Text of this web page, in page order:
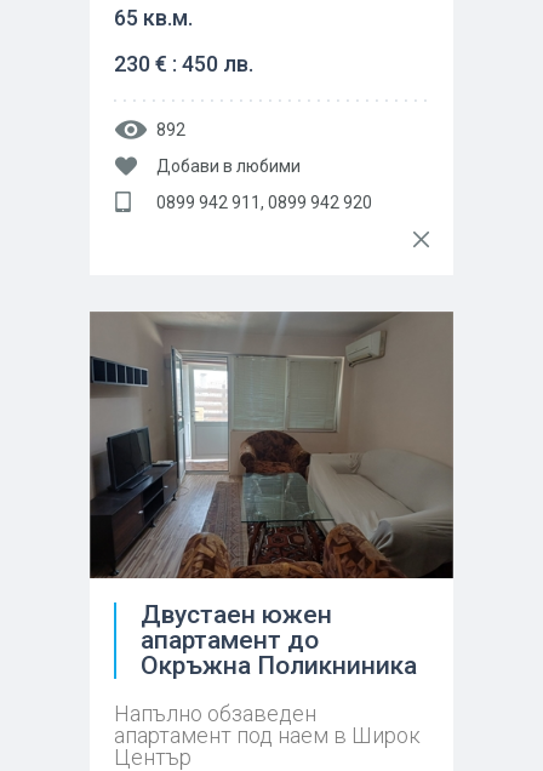
65 кв.м.
230 € : 450 лв.
892
Добави в любими
0899 942 911, 0899 942 920
Двустаен южен
апартамент до
Окръжна Поликниника
Напълно обзаведен
апартамент под наем в Широк
Център